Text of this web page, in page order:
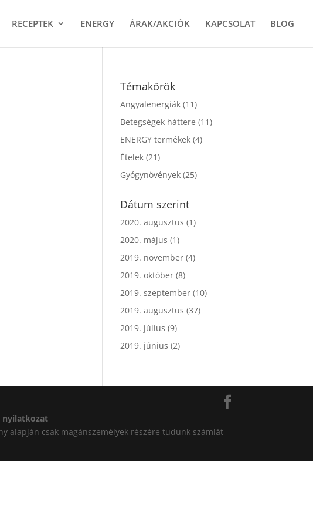
RECEPTEK ENERGY ÁRAK/AKCIÓK KAPCSOLAT BLOG
Témakörök
Angyalenergiák (11)
Betegségek háttere (11)
ENERGY termékek (4)
Ételek (21)
Gyógynövények (25)
Dátum szerint
2020. augusztus (1)
2020. május (1)
2019. november (4)
2019. október (8)
2019. szeptember (10)
2019. augusztus (37)
2019. július (9)
2019. június (2)
nyilatkozat
alapján csak magánszemélyek részére tudunk számlát